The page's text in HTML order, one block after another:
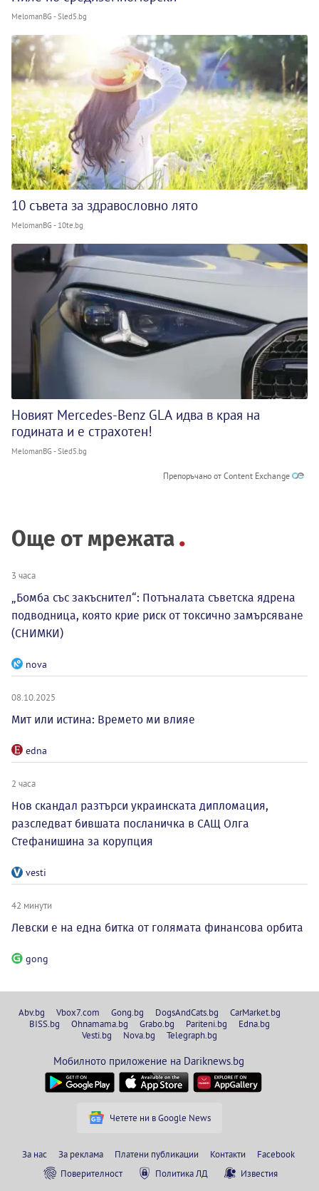
MelomanBG - Sled5.bg
10 съвета за здравословно лято
MelomanBG - 10te.bg
Новият Mercedes-Benz GLA идва в края на
годината и е страхотен!
MelomanBG - Sled5.bg
Препоръчано от Content Exchange
Още от мрежата
3 часа
„Бомба със закъснител“: Потъналата съветска ядрена
подводница, която крие риск от токсично замърсяване
(СНИМКИ)
nova
08.10.2025
Мит или истина: Времето ми влияе
edna
2 часа
Нов скандал разтърси украинската дипломация,
разследват бившата посланичка в САЩ Олга
Стефанишина за корупция
vesti
42 минути
Левски е на една битка от голямата финансова орбита
gong
Abv.bg Vbox7.com Gong.bg DogsAndCats.bg
CarMarket.bg
BISS.bg
Ohnamama.bg Grabo.bg Pariteni.bg
Edna.bg
Vesti.bg
Nova.bg Telegraph.bg
Мобилното приложение на Dariknews.bg
Четете ни в Google News
За нас За реклама Платени публикации Контакти
Facebook
Поверителност
Политика ЛД Известия